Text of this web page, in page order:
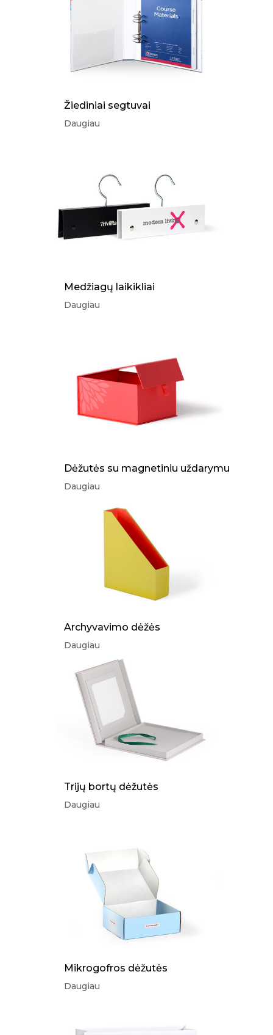
Žiediniai segtuvai
Daugiau
Medžiagų laikikliai
Daugiau
Dėžutės su magnetiniu uždarymu
Daugiau
Archyvavimo dėžės
Daugiau
Trijų bortų dėžutės
Daugiau
Mikrogofros dėžutės
Daugiau